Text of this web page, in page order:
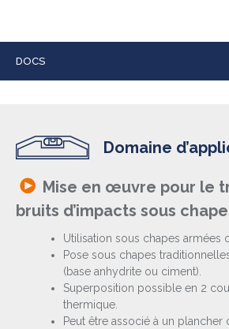
DOCS
Domaine
Mise en œuvre pour le
bruits d’impacts sous
Utilisation sous chapes armées
Pose sous chapes
(base anhydrite ou ciment).
Superposition possible en 2
thermique.
Peut être associé à un plancher